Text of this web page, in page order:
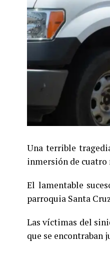
Una terrible
inmersión de cuatro
El lamentable
parroquia Santa
Las víctimas del
que se encontraban